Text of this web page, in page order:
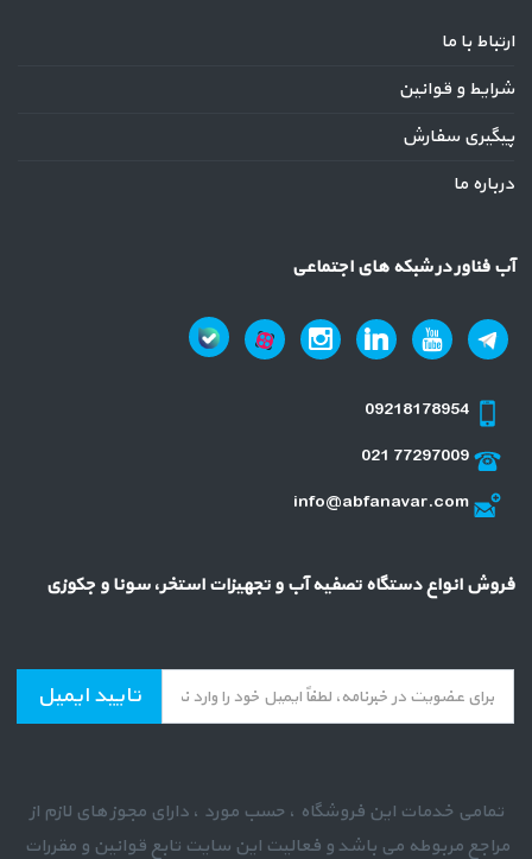
ارتباط با ما
شرایط و قوانین
پیگیری سفارش
درباره ما
آب فناور در شبکه های اجتماعی
09218178954
021 77297009
info@abfanavar.com
فروش انواع دستگاه تصفیه آب و تجهیزات استخر، سونا و جکوزی
تایید ایمیل
تمامی خدمات این فروشگاه ، حسب مورد ، دارای مجوز های لازم از
مراجع مربوطه می باشد و فعالیت این سایت تابع قوانین و مقررات